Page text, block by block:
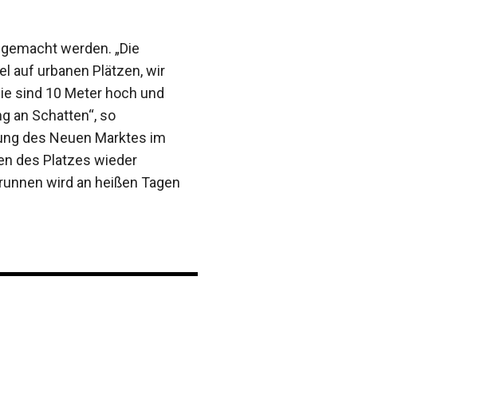
werden. „Die
auf urbanen Plätzen, wir
sind 10 Meter hoch und
an Schatten“, so
des Neuen Marktes im
des Platzes wieder
wird an heißen Tagen